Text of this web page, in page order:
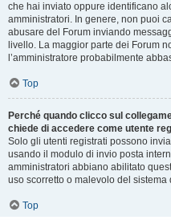
che hai inviato oppure identificano
amministratori. In genere, non puoi
abusare del Forum inviando
livello. La maggior parte dei Forum
l’amministratore probabilmente
Top
Perché quando clicco sul
chiede di accedere come utente
Solo gli utenti registrati possono
usando il modulo di invio posta
amministratori abbiano abilitato
uso scorretto o malevolo del
Top